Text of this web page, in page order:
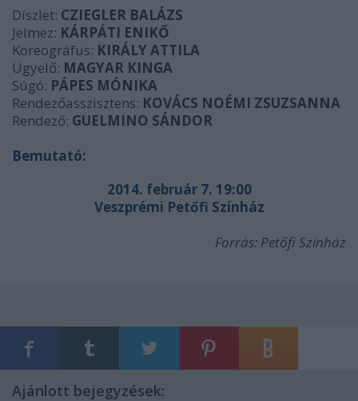
Díszlet: CZIEGLER BALÁZS
Jelmez: KÁRPÁTI ENIKŐ
Koreográfus: KIRÁLY ATTILA
Ügyelő: MAGYAR KINGA
Súgó: PÁPES MÓNIKA
Rendezőasszisztens: KOVÁCS NOÉMI ZSUZSANNA
Rendező: GUELMINO SÁNDOR
Bemutató:
2014. február 7. 19:00
Veszprémi Petőfi Színház
Forrás: Petőfi Színház
Ajánlott bejegyzések: